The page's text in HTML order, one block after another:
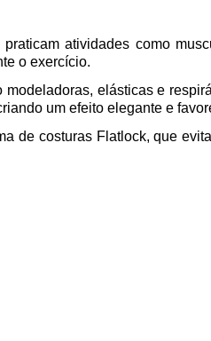
atividades como
o exercício.
elásticas e
um efeito elegante e
de costuras Flatlock, que